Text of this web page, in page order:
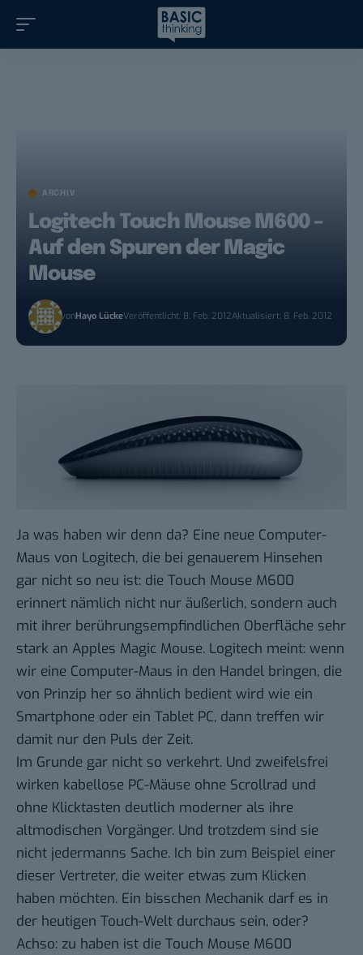
ARCHIV
Logitech Touch Mouse M600 –
Auf den Spuren der Magic
Mouse
vonHayo LückeVeröffentlicht: 8. Feb. 2012Aktualisiert: 8. Feb. 2012
Ja was haben wir denn da? Eine neue Computer-
Maus von Logitech, die bei genauerem Hinsehen
gar nicht so neu ist: die Touch Mouse M600
erinnert nämlich nicht nur äußerlich, sondern auch
mit ihrer berührungsempfindlichen Oberfläche sehr
stark an Apples Magic Mouse. Logitech meint: wenn
wir eine Computer-Maus in den Handel bringen, die
von Prinzip her so ähnlich bedient wird wie ein
Smartphone oder ein Tablet PC, dann treffen wir
damit nur den Puls der Zeit.
Im Grunde gar nicht so verkehrt. Und zweifelsfrei
wirken kabellose PC-Mäuse ohne Scrollrad und
ohne Klicktasten deutlich moderner als ihre
altmodischen Vorgänger. Und trotzdem sind sie
nicht jedermanns Sache. Ich bin zum Beispiel einer
dieser Vertreter, die weiter etwas zum Klicken
haben möchten. Ein bisschen Mechanik darf es in
der heutigen Touch-Welt durchaus sein, oder?
Achso: zu haben ist die Touch Mouse M600